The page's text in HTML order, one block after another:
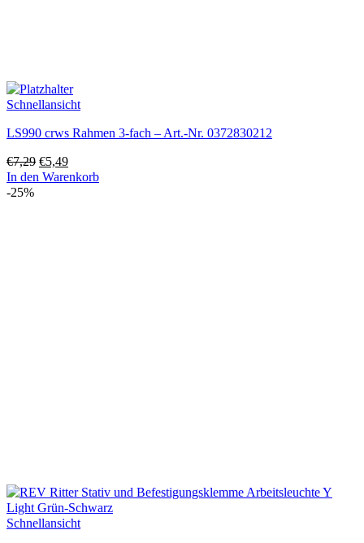
Schnellansicht
LS990 crws Rahmen 3-fach – Art.-Nr. 0372830212
€7,29 Ursprünglicher
Preis
€5,49Aktueller
Preis
In den Warenkorb
-25%
Schnellansicht